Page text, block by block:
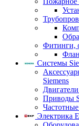
Фитинги,
Системы
Siemens
Приводы
Электрика